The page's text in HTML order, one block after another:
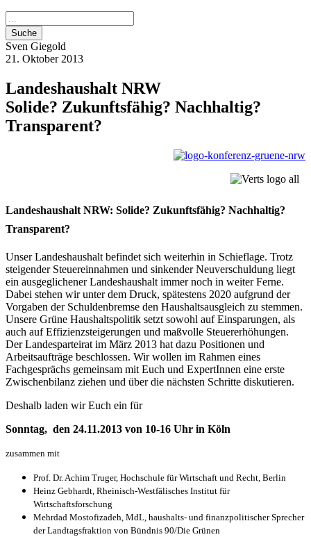
Suche
Sven Giegold
21. Oktober 2013
Landeshaushalt NRW
Solide? Zukunftsfähig? Nachhaltig?
Transparent?
Landeshaushalt NRW: Solide? Zukunftsfähig? Nachhaltig?
Transparent?
Unser Landeshaushalt befindet sich weiterhin in Schieflage. Trotz
steigender Steuereinnahmen und sinkender Neuverschuldung liegt
ein ausgeglichener Landeshaushalt immer noch in weiter Ferne.
Dabei stehen wir unter dem Druck, spätestens 2020 aufgrund der
Vorgaben der Schuldenbremse den Haushaltsausgleich zu stemmen.
Unsere Grüne Haushaltspolitik setzt sowohl auf Einsparungen, als
auch auf Effizienzsteigerungen und maßvolle Steuererhöhungen.
Der Landesparteirat im März 2013 hat dazu Positionen und
Arbeitsaufträge beschlossen. Wir wollen im Rahmen eines
Fachgesprächs gemeinsam mit Euch und ExpertInnen eine erste
Zwischenbilanz ziehen und über die nächsten Schritte diskutieren.
Deshalb laden wir Euch ein für
Sonntag, den 24.11.2013 von 10-16 Uhr in Köln
zusammen mit
Prof. Dr. Achim Truger, Hochschule für Wirtschaft und Recht, Berlin
Heinz Gebhardt, Rheinisch-Westfälisches Institut für
Wirtschaftsforschung
Mehrdad Mostofizadeh, MdL, haushalts- und finanzpolitischer Sprecher
der Landtagsfraktion von Bündnis 90/Die Grünen